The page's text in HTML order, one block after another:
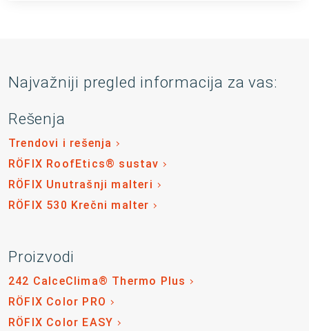
Najvažniji pregled informacija za vas:
Rešenja
Trendovi i rešenja
RÖFIX RoofEtics® sustav
RÖFIX Unutrašnji malteri
RÖFIX 530 Krečni malter
Proizvodi
242 CalceClima® Thermo Plus
RÖFIX Color PRO
RÖFIX Color EASY